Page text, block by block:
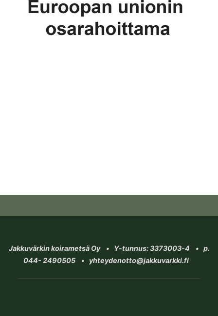
Jakkuvärkin koirametsä Oy • Y-tunnus: 3373003-4 • p.
044- 2490505 • yhteydenotto@jakkuvarkki.fi